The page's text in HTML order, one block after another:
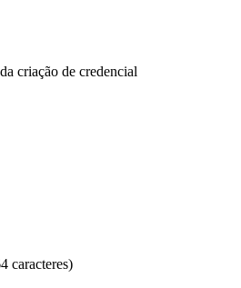
criação de credencial
caracteres)